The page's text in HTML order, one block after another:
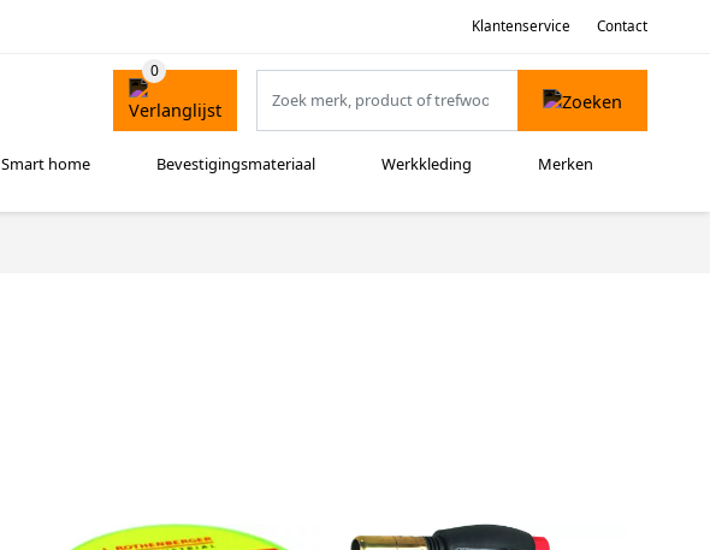
Klantenservice Contact
Smart home Bevestigingsmateriaal Werkkleding Merken